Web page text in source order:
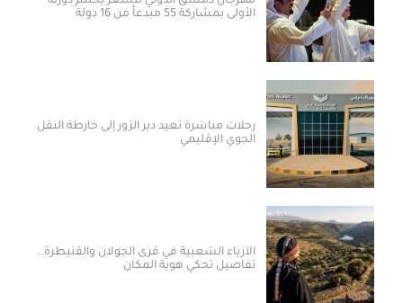
الأولى بمشاركة 55 مبدعاً من 16 دولة
رحلات مباشرة تعيد دير الزور إلى خارطة النقل
الجوي الإقليمي
الأزياء الشعبية في قرى الجولان والقنيطرة..
تفاصيل تحكي هوية المكان